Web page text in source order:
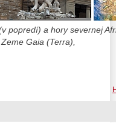
popredí) a hory severnej
Gaia (Terra),